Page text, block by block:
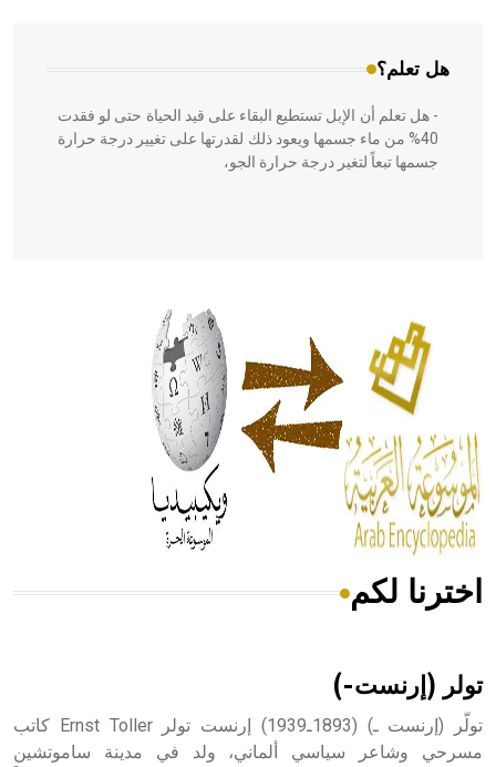
هل تعلم؟
- هل تعلم أن الإبل تستطيع البقاء على قيد الحياة حتى لو فقدت
40% من ماء جسمها ويعود ذلك لقدرتها على تغيير درجة حرارة
جسمها تبعاً لتغير درجة حرارة الجو،
الحكم، الأدلة، تنظيم التغذية، ورسالته في جروح الرأس. ويعود
له الفضل بأنه حرر الطب من الدين والفلسفة.
- هل تعلم أن المرجان إفراز حيواني يتكون في البحر ويتركب
من مادة كربونات الكلسيوم، وهو أحمر أو شديد الحمرة وهو
أجود أنواعه، ويمتاز بكبر الحجم ويسمى الش
هل تعلم أن الأبسيد كلمة فرنسية اللفظ تم اعتمادها مصطلحاً
اخترنا لكم
تولر (إرنست-)
تولّر (إرنست ـ) (1893ـ1939) إرنست تولر Ernst Toller كاتب
مسرحي وشاعر سياسي ألماني، ولد في مدينة ساموتشين